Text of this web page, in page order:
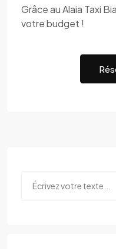
Grâce au Alaia Taxi
votre budget !